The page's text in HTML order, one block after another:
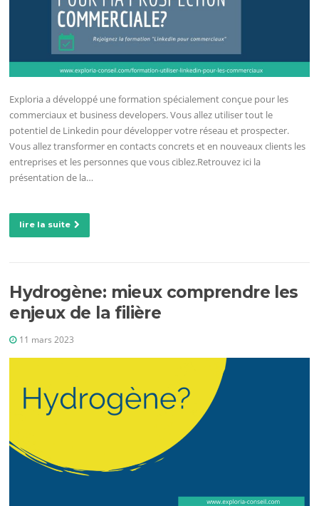
Exploria a développé une formation spécialement conçue pour les
commerciaux et business developers. Vous allez utiliser tout le
potentiel de Linkedin pour développer votre réseau et prospecter.
Vous allez transformer en contacts concrets et en nouveaux clients les
entreprises et les personnes que vous ciblez.Retrouvez ici la
présentation de la…
lire la suite
Hydrogène: mieux comprendre les
enjeux de la filière
11 mars 2023